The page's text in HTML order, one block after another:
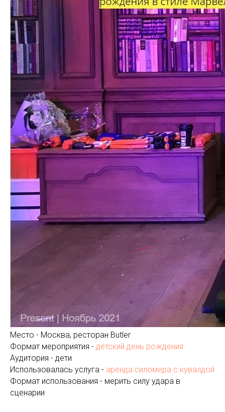
Место - Москва, ресторан Butler
Формат мероприятия - детский день рождения
Аудитория - дети
Использовалась услуга - аренда силомера с кувалдой
Формат использования - мерить силу удара в
сценарии